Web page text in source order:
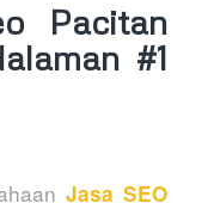
Pacitan
#1
Jasa SEO